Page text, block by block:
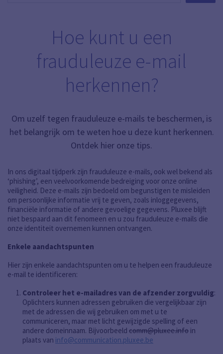
Hoe kunt u een
frauduleuze e-mail
herkennen?
Om uzelf tegen frauduleuze e-mails te beschermen, is
het belangrijk om te weten hoe u deze kunt herkennen.
Ontdek hier onze tips.
In ons digitaal tijdperk zijn frauduleuze e-mails, ook wel bekend als
‘phishing’, een veelvoorkomende bedreiging voor onze online
veiligheid. Deze e-mails zijn bedoeld om begunstigen te misleiden
om persoonlijke informatie vrij te geven, zoals inloggegevens,
financiële informatie of andere gevoelige gegevens. Pluxee blijft
niet bespaard aan dit fenomeen en u zou frauduleuze e-mails die
onze identiteit overnemen kunnen ontvangen.
Enkele aandachtspunten
Hier zijn enkele aandachtspunten om u te helpen een frauduleuze
e-mail te identificeren:
Controleer het e-mailadres van de afzender zorgvuldig:
Oplichters kunnen adressen gebruiken die vergelijkbaar zijn
met de adressen die wij gebruiken om met u te
communiceren, maar met licht gewijzigde spelling of een
andere domeinnaam. Bijvoorbeeld comm@pluxee.info in
plaats van info@communication.pluxee.be